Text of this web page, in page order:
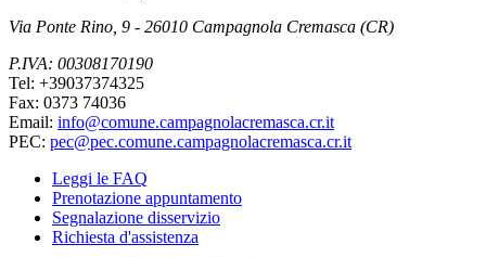
Via Ponte Rino, 9 - 26010 Campagnola Cremasca (CR)
P.IVA: 00308170190
Tel: +39037374325
Fax: 0373 74036
Email: info@comune.campagnolacremasca.cr.it
PEC: pec@pec.comune.campagnolacremasca.cr.it
Leggi le FAQ
Prenotazione appuntamento
Segnalazione disservizio
Richiesta d'assistenza